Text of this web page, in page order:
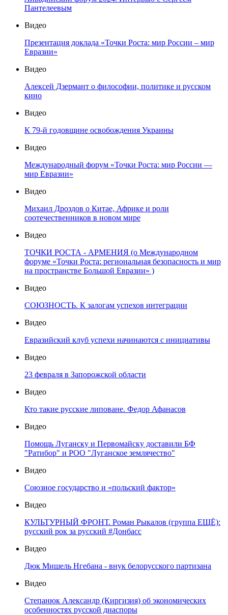
Пантелеевым
Видео
Презентация доклада «Точки Роста: мир России – мир
Евразии»
Видео
Алексей Дзермант о философии, политике и русском
кино
Видео
К 79-й годовщине освобождения Украины
Видео
Международный форум «Точки Роста: мир России —
мир Евразии»
Видео
Михаил Дроздов о Китае, Африке и роли
соотечественников в новом мире
Видео
ТОЧКИ РОСТА - АРМЕНИЯ (о Международном
форуме «Точки Роста: региональная безопасность и мир
на пространстве Большой Евразии» )
Видео
СОЮЗНОСТЬ. К залогам успехов интеграции
Видео
Евразийский клуб успехи начинаются с инициативы
Видео
23 февраля в Запорожской области
Видео
Кто такие русские липоване. Федор Афанасов
Видео
Помощь Луганску и Первомайску доставили БФ
"Ратибор" и РОО "Луганское землячество"
Видео
Союзное государство и «польский фактор»
Видео
КУЛЬТУРНЫЙ ФРОНТ. Роман Рыкалов (группа ЕЩЁ):
русский рок за русский #Донбасс
Видео
Дюк Мишель Нгебана - внук белорусского партизана
Видео
Степанюк Александр (Киргизия) об экономических
особенностях русской диаспоры